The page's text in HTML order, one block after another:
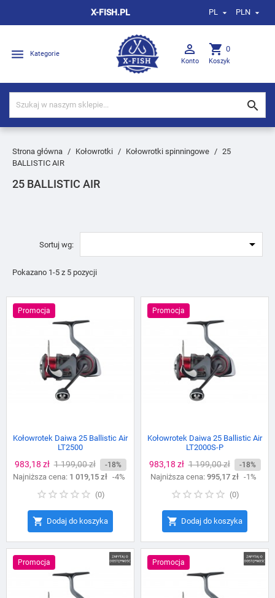
X-FISH.PL PL  PLN 
 Kategorie 
Konto
shopping_cart 0
Koszyk

Strona główna Kołowrotki Kołowrotki spinningowe
25
BALLISTIC AIR
25 BALLISTIC AIR
Sortuj wg: 
Pokazano 1-5 z 5 pozycji
Promocja
Kołowrotek Daiwa 25 Ballistic Air
LT2500
Cena
983,18 zł Cena
podstawowa
1 199,00 zł -18%
Najniższa cena: 1 019,15 zł -4%
(0)
 Dodaj do koszyka
Promocja
Kołowrotek Daiwa 25 Ballistic Air
LT2000S-P
Cena
983,18 zł Cena
podstawowa
1 199,00 zł -18%
Najniższa cena: 995,17 zł -1%
(0)
 Dodaj do koszyka
Promocja Promocja